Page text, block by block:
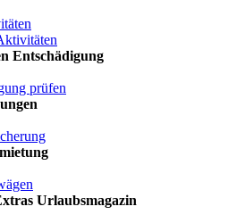
Entschädigung
prüfen
Urlaubsmagazin